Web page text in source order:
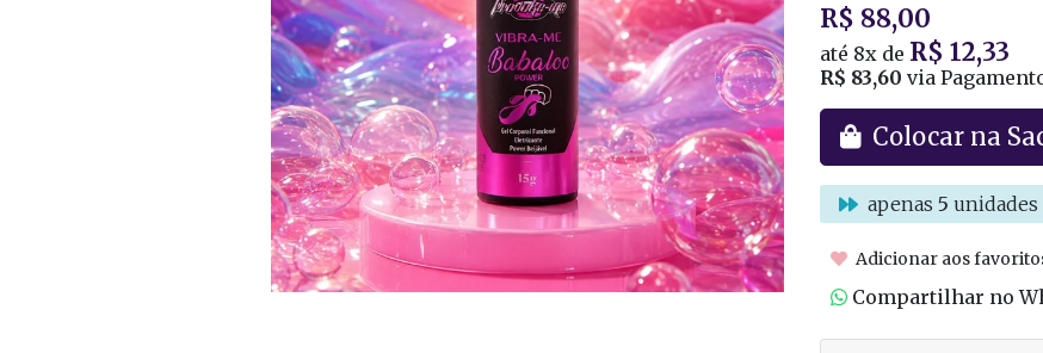
R$ 88,00
até 8x de R$ 12,33
R$ 83,60 via
Colocar na
apenas 5 unidades
Adicionar aos
Compartilhar no